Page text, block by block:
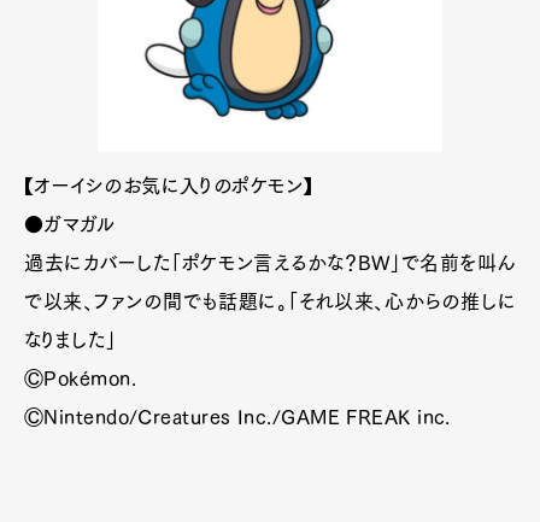
【オーイシのお気に入りのポケモン】
●ガマガル
過去にカバーした「ポケモン言えるかな？BW」で名前を叫ん
で以来、ファンの間でも話題に。「それ以来、心からの推しに
なりました」
ⒸPokémon.
ⒸNintendo/Creatures Inc./GAME FREAK inc.